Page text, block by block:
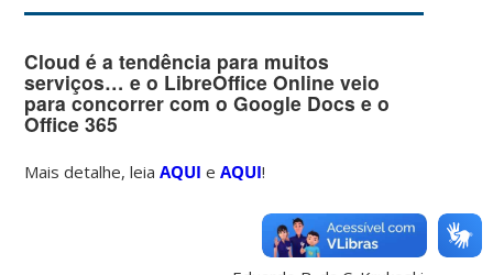
Cloud é a tendência para muitos
serviços… e o LibreOffice Online veio
para concorrer com o Google Docs e o
Office 365
Mais detalhe, leiaAQUIeAQUI!